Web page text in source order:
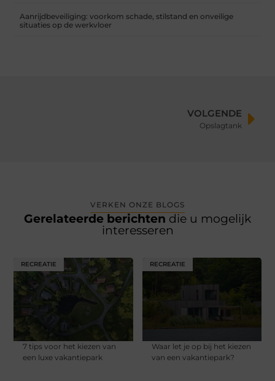
Aanrijdbeveiliging: voorkom schade, stilstand en onveilige
situaties op de werkvloer
VOLGENDE
Opslagtank
VERKEN ONZE BLOGS
Gerelateerde berichten die u mogelijk
interesseren
RECREATIE
7 tips voor het kiezen van
een luxe vakantiepark
RECREATIE
Waar let je op bij het kiezen
van een vakantiepark?